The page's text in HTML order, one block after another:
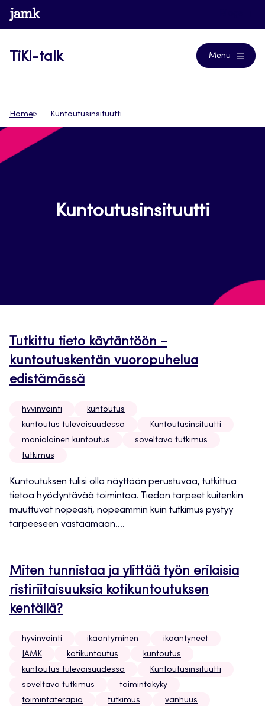
Siirry
suoraan
www.jamk.fi
TiKI-talk Menu
Home Kuntoutusinsituutti
Kuntoutusinsituutti
Tutkittu tieto käytäntöön –
kuntoutuskentän vuoropuhelua
edistämässä
hyvinvointi
kuntoutus
kuntoutus tulevaisuudessa
Kuntoutusinsituutti
monialainen kuntoutus
soveltava tutkimus
tutkimus
Kuntoutuksen tulisi olla näyttöön perustuvaa, tutkittua
tietoa hyödyntävää toimintaa. Tiedon tarpeet kuitenkin
muuttuvat nopeasti, nopeammin kuin tutkimus pystyy
tarpeeseen vastaamaan....
Miten tunnistaa ja ylittää työn erilaisia
ristiriitaisuuksia kotikuntoutuksen
kentällä?
hyvinvointi ikääntyminen
ikääntyneet
JAMK
kotikuntoutus
kuntoutus
kuntoutus tulevaisuudessa
Kuntoutusinsituutti
soveltava tutkimus
toimintakyky
toimintaterapia
tutkimus vanhuus